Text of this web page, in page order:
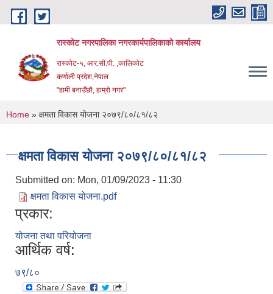
Skip to main content
रास्कोट नगरपालिका नगरकार्यपालिकाको कार्यालय
रास्कोट-५, आर.सी.पी. ,कालिकोट
कर्णाली प्रदेश,नेपाल
"हामी बनाउँछौ, हाम्रो नगर"
You are here
Home » क्षमता विकास योजना २०७९/८०/८१/८२
क्षमता विकास योजना २०७९/८०/८१/८२
Submitted on: Mon, 01/09/2023 - 11:30
क्षमता विकास योजना.pdf
प्रकार:
योजना तथा परियोजना
आर्थिक वर्ष:
७९/८०